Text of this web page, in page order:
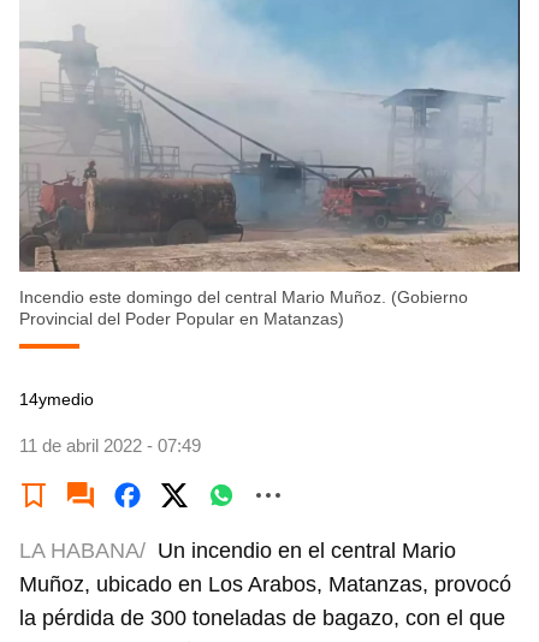
Incendio este domingo del central Mario Muñoz. (Gobierno
Provincial del Poder Popular en Matanzas)
14ymedio
11 de abril 2022 - 07:49
LA HABANA/ Un incendio en el central Mario
Muñoz, ubicado en Los Arabos, Matanzas, provocó
la pérdida de 300 toneladas de bagazo, con el que